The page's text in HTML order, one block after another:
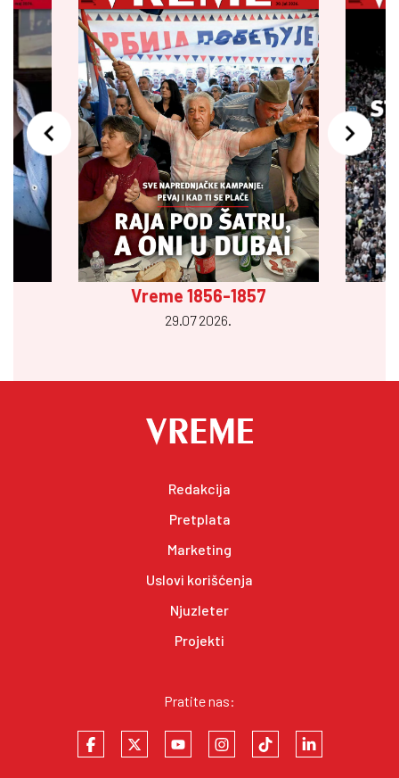
Vreme 1856-1857
29.07 2026.
Redakcija
Pretplata
Marketing
Uslovi korišćenja
Njuzleter
Projekti
Pratite nas: